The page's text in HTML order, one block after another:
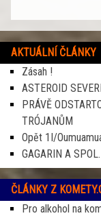
AKTUÁLNÍ ČLÁNKY
Zásah !
ASTEROID
PRÁVĚ
TRÓJANŮM
Opět 1I/
GAGARIN A SPOL.
ČLÁNKY Z
Pro alkohol na